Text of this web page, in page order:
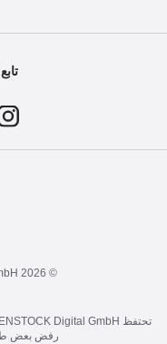
© 2026 BIRKENSTOCK Digital GmbH
رفض بعض